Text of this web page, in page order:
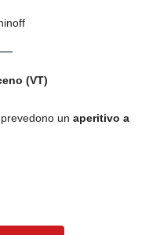
(VT)
un aperitivo a